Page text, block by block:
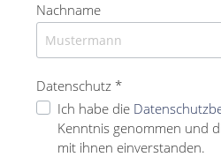
Nachname
Datenschutz *
Ich habe die
Kenntnis genommen und
mit ihnen einverstanden.